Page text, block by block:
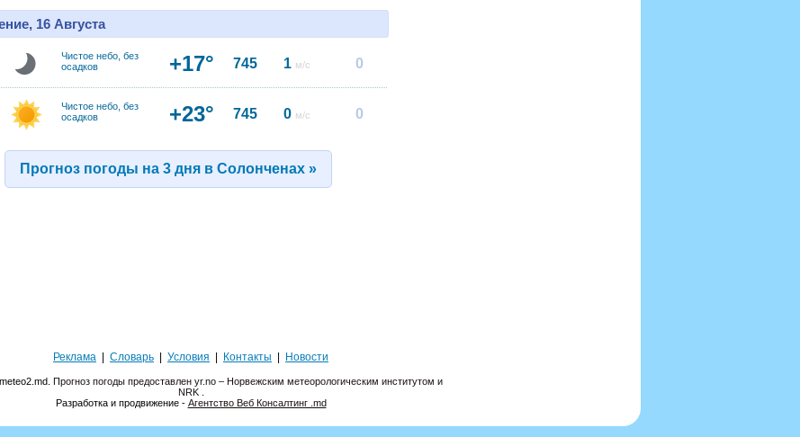
16 Августа
Чистое небо, без
осадков
+17° 745 1 м/с 0
Чистое небо, без
осадков
+23° 745 0 м/с 0
Прогноз погоды на 3 дня в Солонченах »
Реклама Словарь Условия Контакты Новости
Прогноз погоды предоставлен yr.no – Норвежским метеорологическим институтом и
NRK
Разработка и продвижение - Агентство Веб Консалтинг .md